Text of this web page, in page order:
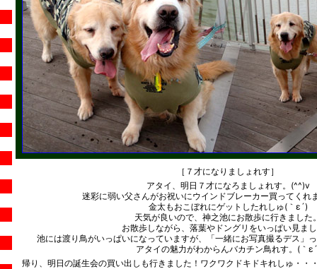
［７才になりましょれす］
アタイ、明日７才になろましょれす。(^^)v
迷彩に弱い父さんがお祝いにウインドブレーカー買ってくれ
金太もおこぼれにゲットしたれしゅ(｀ε´)
天気が良いので、神之池にお散歩に行きました
お散歩しながら、落葉やドングリをいっぱい見ま
池には渡り鳥がいっぱいになっていますが、「一緒にお写真撮るデス」
アタイの魅力がわからんバカチン鳥れす。(｀
帰り、明日の誕生会の買い出しも行きました！ワクワクドキドキれしゅ・